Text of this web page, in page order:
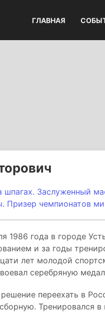
ГЛАВНАЯ
Заслуженный
Призер чемпионатов
1986 года в городе
и за годы
лет молодой
серебряную
переехать в
Тренировался